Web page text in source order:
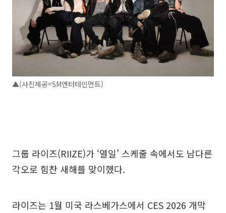
▲(사진제공=SM엔터테인먼트)
그룹 라이즈(RIIZE)가 ‘열일’ 스케줄 속에서도 남다른
각오로 힘찬 새해를 맞이했다.
라이즈는 1월 미국 라스베가스에서 CES 2026 개막